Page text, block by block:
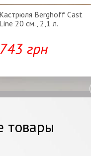
Кастрюля Berghoff Cast
Line 20 см., 2,1 л.
743 грн
товары